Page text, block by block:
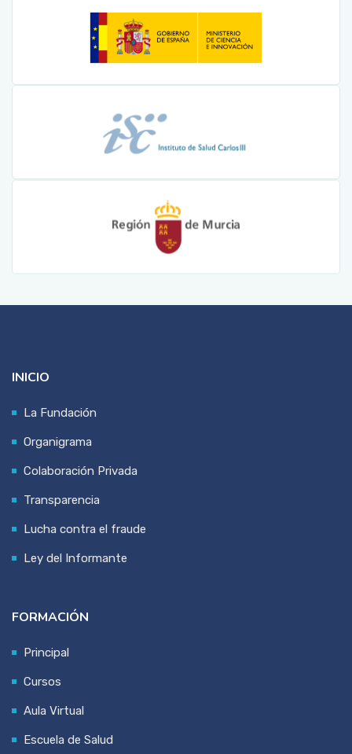
INICIO
La Fundación
Organigrama
Colaboración Privada
Transparencia
Lucha contra el fraude
Ley del Informante
FORMACIÓN
Principal
Cursos
Aula Virtual
Escuela de Salud